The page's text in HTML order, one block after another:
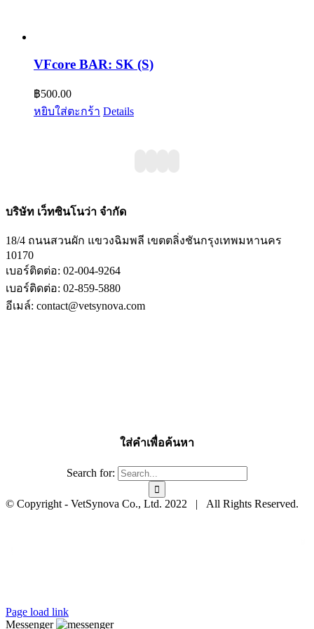
VFcore BAR: SK (S)
฿500.00
หยิบใส่ตะกร้า Details
บริษัท เว็ทซินโนว่า จำกัด
18/4 ถนนสวนผัก แขวงฉิมพลี เขตตลิ่งชันกรุงเทพมหานคร
10170
เบอร์ติดต่อ: 02-004-9264
เบอร์ติดต่อ: 02-859-5880
อีเมล์: contact@vetsynova.com
ใส่คำเพื่อค้นหา
Search for:
© Copyright - VetSynova Co., Ltd. 2022 | All Rights Reserved.
Page load link
Messenger